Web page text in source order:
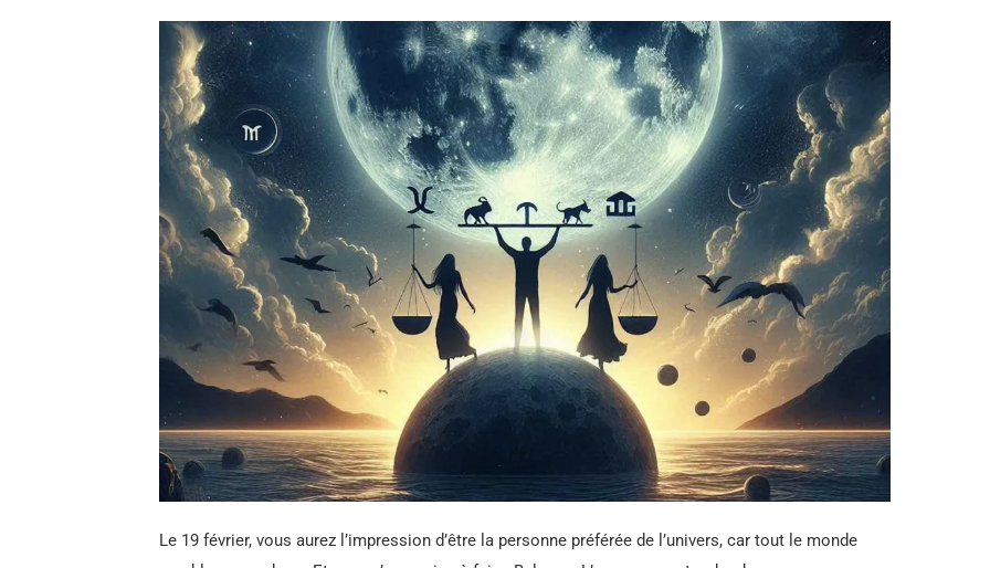
Le 19 février, vous aurez l’impression d’être la personne préférée de l’univers, car tout le monde